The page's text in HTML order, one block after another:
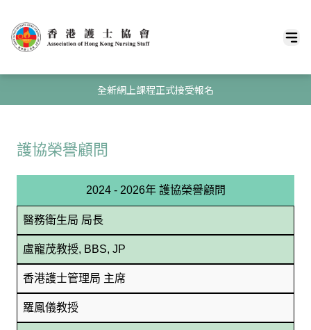
全新網上課程正式接受報名
護協榮譽顧問
2024 - 2026年 護協榮譽顧問
醫務衛生局 局長
盧寵茂教授, BBS, JP
香港護士管理局 主席
羅鳳儀教授